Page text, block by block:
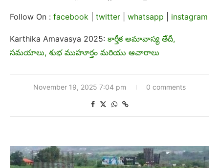
Follow On : facebook twitter whatsapp instagram
Karthika Amavasya 2025: కార్తీక అమావాస్య తేదీ,
సమయాలు, శుభ ముహూర్తం మరియు ఆచారాలు
November 19, 2025 7:04 pm 0 comments